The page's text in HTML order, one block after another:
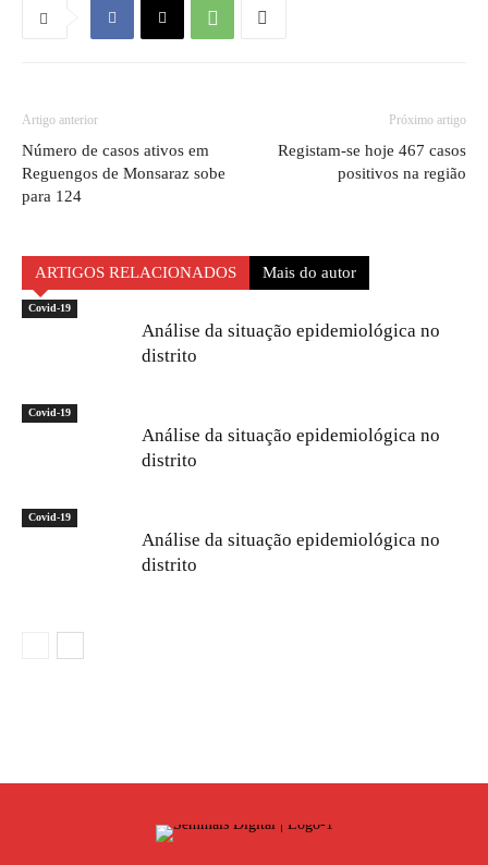
Artigo anterior
Número de casos ativos em
Reguengos de Monsaraz sobe
para 124
Próximo artigo
Registam-se hoje 467 casos
positivos na região
ARTIGOS RELACIONADOS Mais do autor
Covid-19
Análise da situação epidemiológica no
distrito
Covid-19
Análise da situação epidemiológica no
distrito
Covid-19
Análise da situação epidemiológica no
distrito